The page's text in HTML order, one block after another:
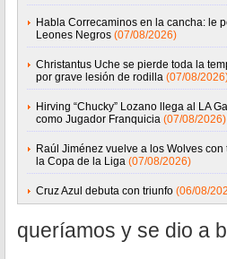
Habla Correcaminos en la cancha: le
Leones Negros (07/08/2026)
Christantus Uche se pierde toda la
por grave lesión de rodilla (07/08/
Hirving “Chucky” Lozano llega al LA
como Jugador Franquicia (07/08/2026)
Raúl Jiménez vuelve a los Wolves con
la Copa de la Liga (07/08/2026)
Cruz Azul debuta con triunfo (06/08/
queríamos y se dio a